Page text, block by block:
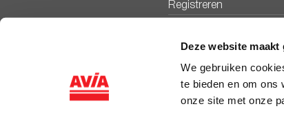
Deze website
We gebruiken
te bieden en om ons
onze site met onze
Registreren